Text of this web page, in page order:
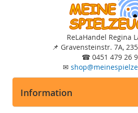
ReLaHandel Regina
📌 Gravensteinstr. 7A,
☎ 0451 479 26
✉ shop@
Information